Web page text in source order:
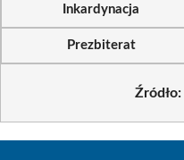
Inkardynacja
Prezbiterat
Źródło: